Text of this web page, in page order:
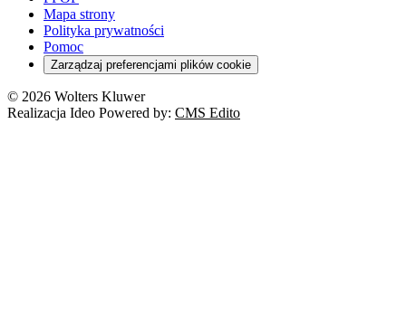
Mapa strony
Polityka prywatności
Pomoc
Zarządzaj preferencjami plików cookie
© 2026 Wolters Kluwer
Realizacja Ideo Powered by: CMS Edito